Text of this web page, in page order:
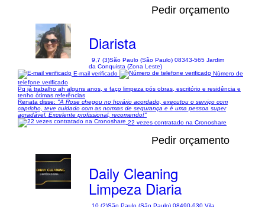
Pedir orçamento
Diarista
9,7 (3)São Paulo (São Paulo) 08343-565 Jardim
da Conquista (Zona Leste)
E-mail verificado
Número de
telefone verificado
Pq já trabalho ah alguns anos, e faço limpeza pós obras, escritório e residência e
tenho ótimas referências
Renata disse: "A Rose chegou no horário acordado, executou o serviço com
capricho, teve cuidado com as normas de segurança e é uma pessoa super
agradável. Excelente profissional, recomendo!"
22 vezes contratado na Cronoshare
Pedir orçamento
Daily Cleaning
Limpeza Diaria
10 (2)São Paulo (São Paulo) 08490-630 Vila